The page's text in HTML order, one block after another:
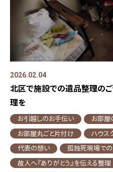
2026.02.04
北区で施設での遺品整理の
理を
お引越しのお手伝い
お部屋
お部屋丸ごと片付け
ハウス
代表の想い
孤独死現場で
故人へ『ありがとう』を伝える整理